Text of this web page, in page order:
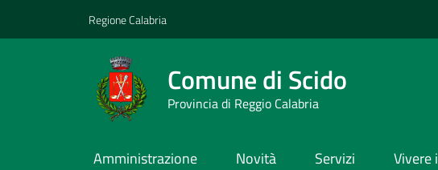
Regione Calabria
Comune di Scido
Provincia di Reggio Calabria
Amministrazione Novità Servizi Vivere